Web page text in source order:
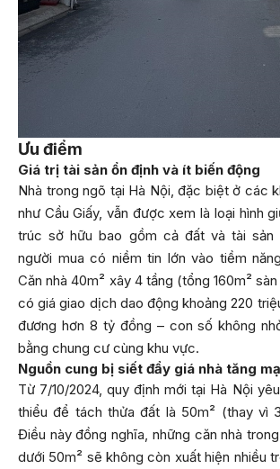
Ưu điểm
Giá trị tài sản ổn định và ít biến động
Nhà trong ngõ tại Hà Nội, đặc biệt ở các
như Cầu Giấy, vẫn được xem là loại hình
trúc sở hữu bao gồm cả đất và tài sản
người mua có niềm tin lớn vào tiềm
Căn nhà 40m² xây 4 tầng (tổng 160m²
có giá giao dịch dao động khoảng 220
đương hơn 8 tỷ đồng – con số không
bằng chung cư cùng khu vực.
Nguồn cung bị siết đẩy giá nhà tăng
Từ 7/10/2024, quy định mới tại Hà Nội
thiểu để tách thửa đất là 50m² (thay vì
Điều này đồng nghĩa, những căn nhà
dưới 50m² sẽ không còn xuất hiện nhiều